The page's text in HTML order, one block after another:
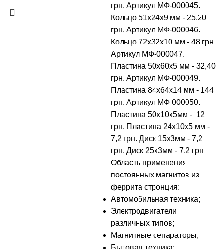
грн. Артикул МФ-000045.
Кольцо 51х24х9 мм - 25,20
грн. Артикул МФ-000046.
Кольцо 72х32х10 мм - 48 грн.
Артикул МФ-000047.
Пластина 50х60х5 мм - 32,40
грн. Артикул МФ-000049.
Пластина 84х64х14 мм - 144
грн. Артикул МФ-000050.
Пластина 50х10х5мм - 12
грн. Пластина 24х10х5 мм -
7,2 грн. Диск 15х3мм - 7,2
грн. Диск 25х3мм - 7,2 грн
Область применения
постоянных магнитов из
феррита стронция:
Автомобильная техника;
Электродвигатели
различных типов;
Магнитные сепараторы;